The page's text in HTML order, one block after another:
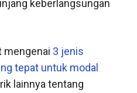
keberlangsungan
mengenai 3 jenis
tepat untuk modal
lainnya tentang